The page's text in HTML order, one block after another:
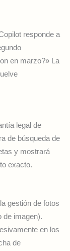
responde a
en marzo?» La
legal de
de búsqueda de
y mostrará
exacto.
gestión de fotos
de imagen).
en los
de